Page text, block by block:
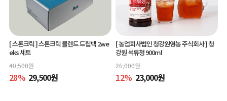
[ 스톤크릭 ]스톤크릭 블렌드 드립백 2we
eks 세트
40,500원
28% 29,500원
[ 농업회사법인 청강원영농 주식회사 ]청
강원 석류청 900ml
26,000원
12% 23,000원